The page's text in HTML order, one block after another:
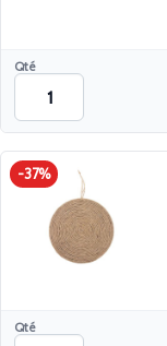
Qté
-37%
Qté